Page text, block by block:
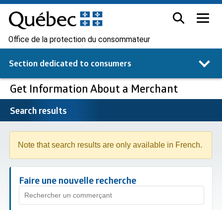
Office de la protection du consommateur
Section dedicated to consumers
Get Information About a Merchant
Search results
Note that search results are only available in French.
Faire une nouvelle recherche